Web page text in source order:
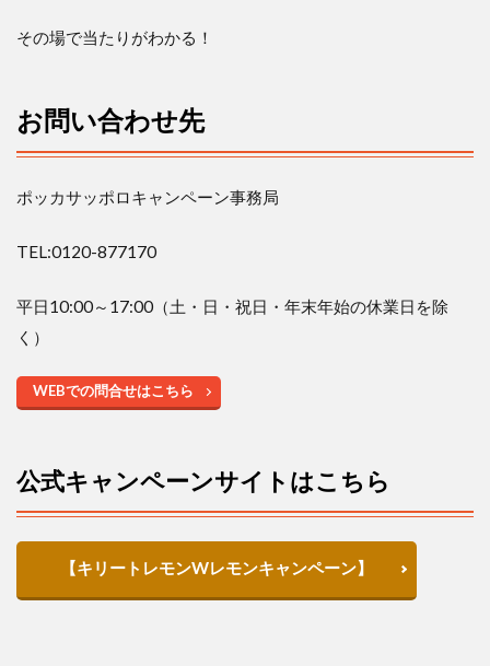
その場で当たりがわかる！
お問い合わせ先
ポッカサッポロキャンペーン事務局
TEL:0120-877170
平日10:00～ 17:00 （土・日・祝日・年末年始の休業日を除
く）
WEBでの問合せはこちら
公式キャンペーンサイトはこちら
【キリートレモンWレモンキャンペーン】